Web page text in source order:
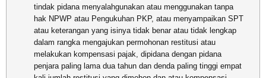
tindak pidana menyalahgunakan atau menggunakan tanpa
hak NPWP atau Pengukuhan PKP, atau menyampaikan SPT
atau keterangan yang isinya tidak benar atau tidak lengkap
dalam rangka mengajukan permohonan restitusi atau
melakukan kompensasi pajak, dipidana dengan pidana
penjara paling lama dua tahun dan denda paling tinggi empat